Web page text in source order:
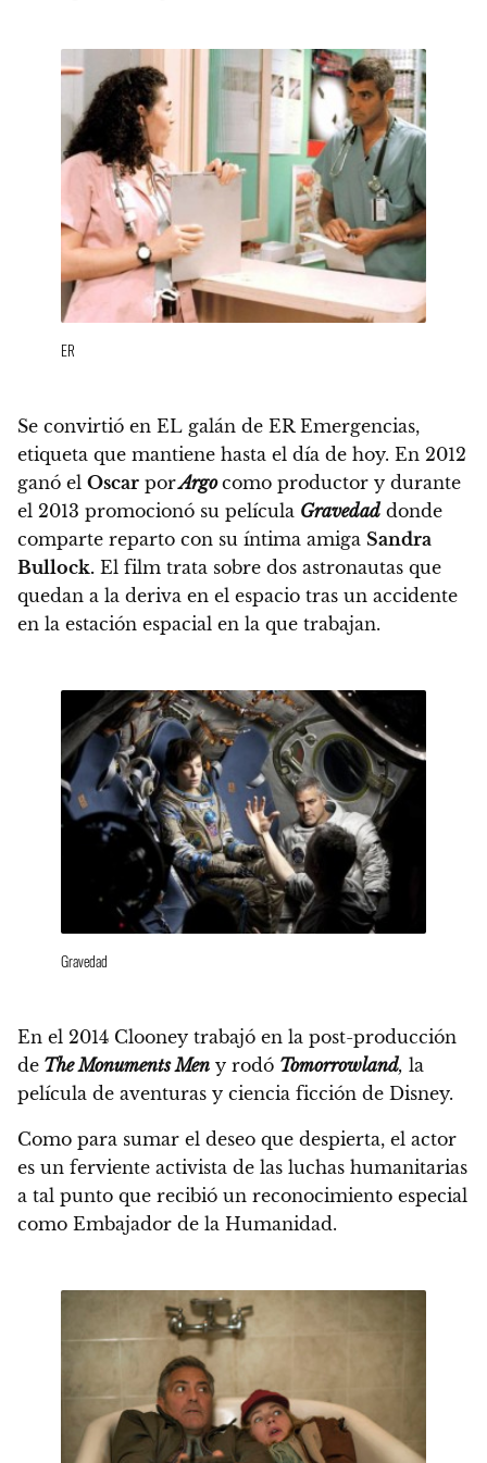
ER
Se convirtió en EL galán de ER Emergencias,
etiqueta que mantiene hasta el día de hoy. En 2012
ganó el Oscar porArgo como productor y durante
el 2013 promocionó su película Gravedad donde
comparte reparto con su íntima amiga Sandra
Bullock. El film trata sobre dos astronautas que
quedan a la deriva en el espacio tras un accidente
en la estación espacial en la que trabajan.
Gravedad
En el 2014 Clooney trabajó en la post-producción
de The Monuments Men y rodó Tomorrowland, la
película de aventuras y ciencia ficción de Disney.
Como para sumar el deseo que despierta, el actor
es un ferviente activista de las luchas humanitarias
a tal punto que recibió un reconocimiento especial
como Embajador de la Humanidad.